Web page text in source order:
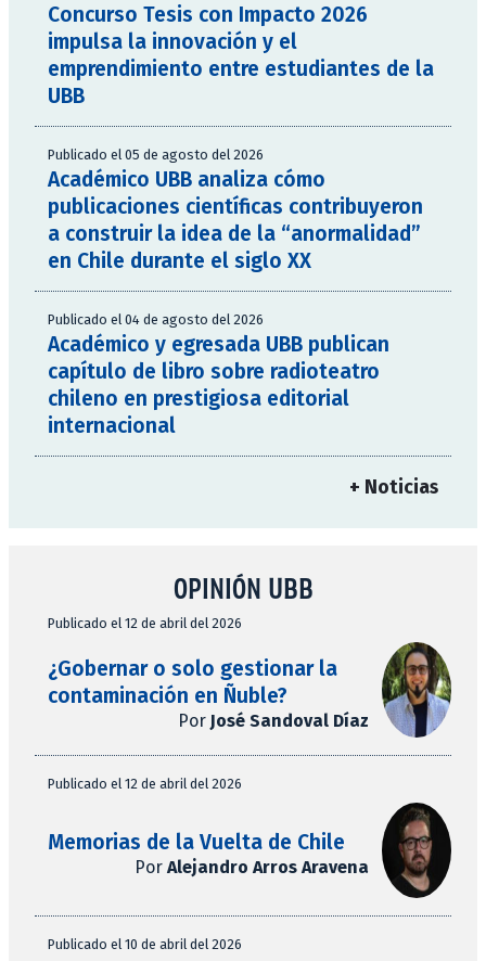
Concurso Tesis con Impacto 2026
impulsa la innovación y el
emprendimiento entre estudiantes de la
UBB
Publicado el 05 de agosto del 2026
Académico UBB analiza cómo
publicaciones científicas contribuyeron
a construir la idea de la “anormalidad”
en Chile durante el siglo XX
Publicado el 04 de agosto del 2026
Académico y egresada UBB publican
capítulo de libro sobre radioteatro
chileno en prestigiosa editorial
internacional
+ Noticias
OPINIÓN UBB
Publicado el 12 de abril del 2026
¿Gobernar o solo gestionar la
contaminación en Ñuble?
Por José Sandoval Díaz
Publicado el 12 de abril del 2026
Memorias de la Vuelta de Chile
Por Alejandro Arros Aravena
Publicado el 10 de abril del 2026